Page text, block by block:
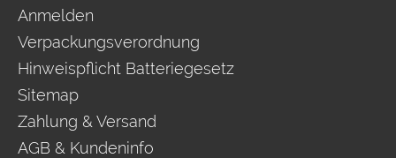
Anmelden
Verpackungsverordnung
Hinweispflicht Batteriegesetz
Sitemap
Zahlung & Versand
AGB & Kundeninfo